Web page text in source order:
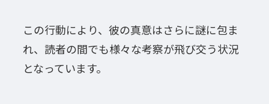
この行動により、彼の真意はさらに謎に包ま
れ、読者の間でも様々な考察が飛び交う状況
となっています。